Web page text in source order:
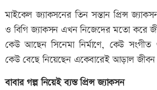
মাইকেল জ্যাকসনের তিন সন্তান প্রিন্স
ও বিগি জ্যাকসন এখন নিজেদের মতো করে
কেউ আছেন সিনেমা নির্মাণে, কেউ
কেউ বেছে নিয়েছেন একেবারেই আড়াল
বাবার গল্প নিয়েই ব্যস্ত প্রিন্স জ্যাকসন